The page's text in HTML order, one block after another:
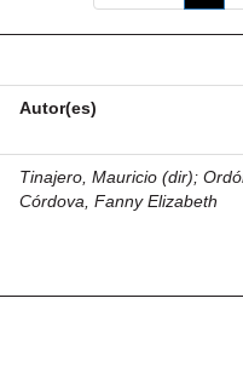
Autor(es)
Tinajero, Mauricio (dir);
Córdova, Fanny Elizabeth